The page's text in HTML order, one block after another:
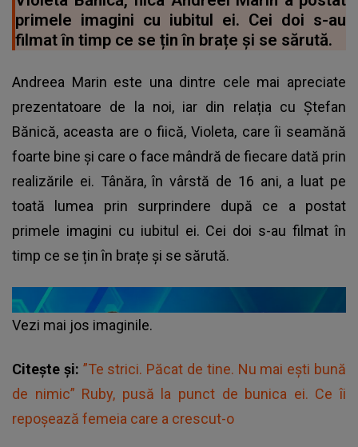
primele imagini cu iubitul ei. Cei doi s-au
filmat în timp ce se țin în brațe și se sărută.
Andreea Marin este una dintre cele mai apreciate
prezentatoare de la noi, iar din relația cu Ștefan
Bănică, aceasta are o fiică, Violeta, care îi seamănă
foarte bine și care o face mândră de fiecare dată prin
realizările ei. Tânăra, în vârstă de 16 ani, a luat pe
toată lumea prin surprindere după ce a postat
primele imagini cu iubitul ei. Cei doi s-au filmat în
timp ce se țin în brațe și se sărută.
Vezi mai jos imaginile.
Citește și: ”Te strici. Păcat de tine. Nu mai ești bună
de nimic” Ruby, pusă la punct de bunica ei. Ce îi
repoșează femeia care a crescut-o